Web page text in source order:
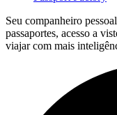
Seu companheiro
passaportes, acesso a
viajar com mais